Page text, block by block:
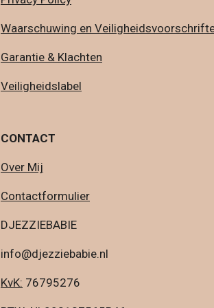
Waarschuwing en
Garantie & Klachten
Veiligheidslabel
CONTACT
Over Mij
Contactformulier
DJEZZIEBABIE
info@djezziebabie.nl
KvK: 76795276